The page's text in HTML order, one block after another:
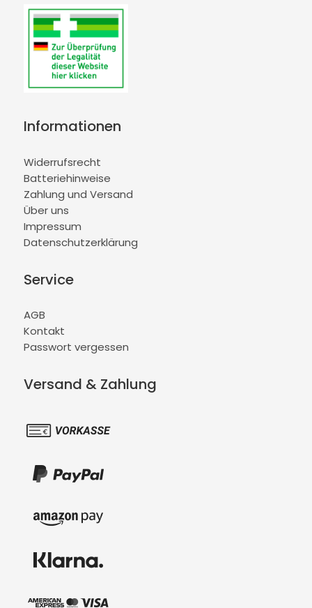
Informationen
Widerrufsrecht
Batteriehinweise
Zahlung und Versand
Über uns
Impressum
Datenschutzerklärung
Service
AGB
Kontakt
Passwort vergessen
Versand & Zahlung